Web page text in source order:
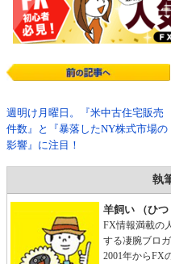
週明け月曜日。『米中古住宅販売
件数』と『暴落したNY株式市場の
影響』に注目！
執
羊飼い （ひつ
FX情報満載の
する凄腕ブロ
2001年からFX